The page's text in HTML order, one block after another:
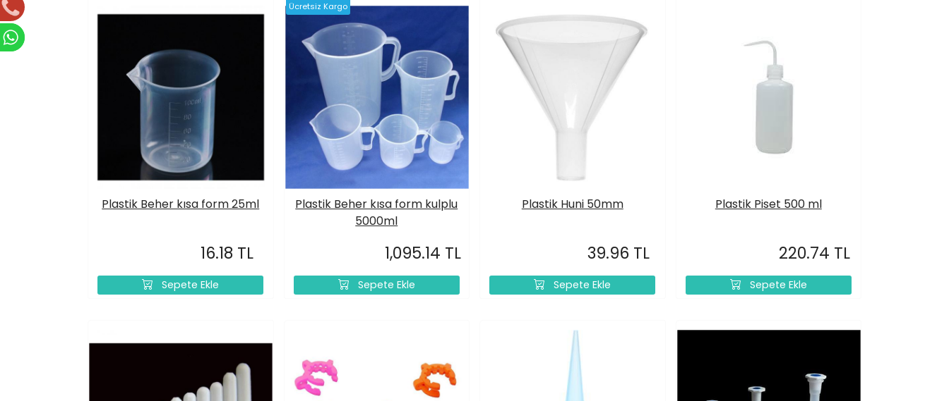
Sepete Ekle
Plastik Beher kısa form 25ml
16.18 TL
Ücretsiz Kargo
Sepete Ekle
Plastik Beher kısa form kulplu
5000ml
1,095.14 TL
Sepete Ekle
Plastik Huni 50mm
39.96 TL
Sepete Ekle
Plastik Piset 500 ml
220.74 TL